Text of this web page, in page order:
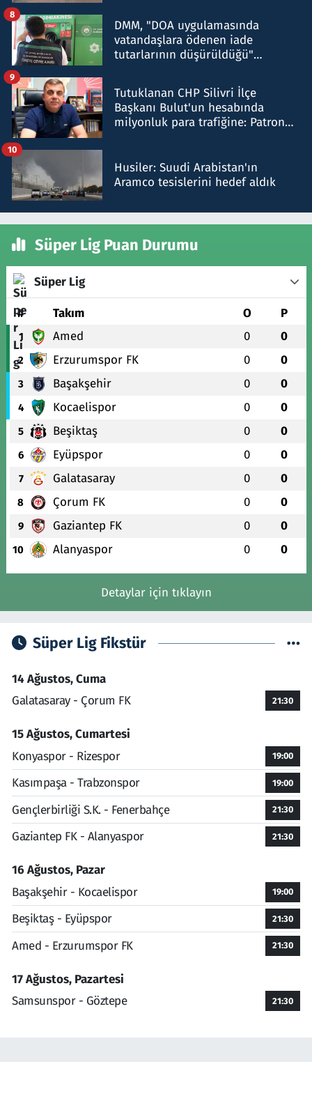
DMM, "DOA uygulamasında
vatandaşlara ödenen iade
tutarlarının düşürüldüğü"
8
Tutuklanan CHP Silivri İlçe
Başkanı Bulut'un hesabında
milyonluk para trafiğine: Patron
9
Husiler: Suudi Arabistan'ın
Aramco tesislerini hedef aldık
10
Süper Lig Puan Durumu
Süper Lig
# Takım O P
1 Amed 0 0
2 Erzurumspor FK 0 0
3 Başakşehir 0 0
4 Kocaelispor 0 0
5 Beşiktaş 0 0
6 Eyüpspor 0 0
7 Galatasaray 0 0
8 Çorum FK 0 0
9 Gaziantep FK 0 0
10 Alanyaspor 0 0
Detaylar için tıklayın
Süper Lig Fikstür
14 Ağustos, Cuma
Galatasaray - Çorum FK
21:30
15 Ağustos, Cumartesi
Konyaspor - Rizespor
19:00
Kasımpaşa - Trabzonspor 19:00
Gençlerbirliği S.K. - Fenerbahçe 21:30
Gaziantep FK - Alanyaspor 21:30
16 Ağustos, Pazar
Başakşehir - Kocaelispor
19:00
Beşiktaş - Eyüpspor 21:30
Amed - Erzurumspor FK 21:30
17 Ağustos, Pazartesi
Samsunspor - Göztepe
21:30